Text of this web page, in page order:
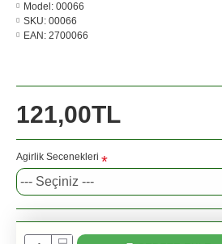
121,00TL
Model: 00066
SKU: 00066
EAN: 2700066
Agirlik Secenekleri